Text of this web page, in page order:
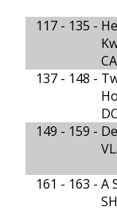
117 - 135 -
137 - 148 -
149 - 159 -
161 - 163 - A